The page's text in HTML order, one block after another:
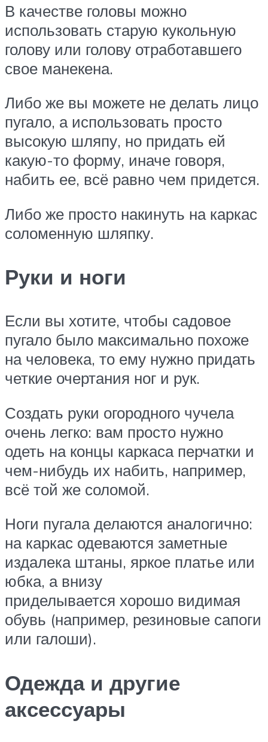
В качестве головы можно
использовать старую кукольную
голову или голову отработавшего
свое манекена.
Либо же вы можете не делать лицо
пугало, а использовать просто
высокую шляпу, но придать ей
какую-то форму, иначе говоря,
набить ее, всё равно чем придется.
Либо же просто накинуть на каркас
соломенную шляпку.
Руки и ноги
Если вы хотите, чтобы садовое
пугало было максимально похоже
на человека, то ему нужно придать
четкие очертания ног и рук.
Создать руки огородного чучела
очень легко: вам просто нужно
одеть на концы каркаса перчатки и
чем-нибудь их набить, например,
всё той же соломой.
Ноги пугала делаются аналогично:
на каркас одеваются заметные
издалека штаны, яркое платье или
юбка, а внизу
приделывается хорошо видимая
обувь (например, резиновые сапоги
или галоши).
Одежда и другие
аксессуары